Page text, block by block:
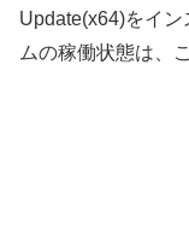
Update(x64)をイ
ムの稼働状態は、